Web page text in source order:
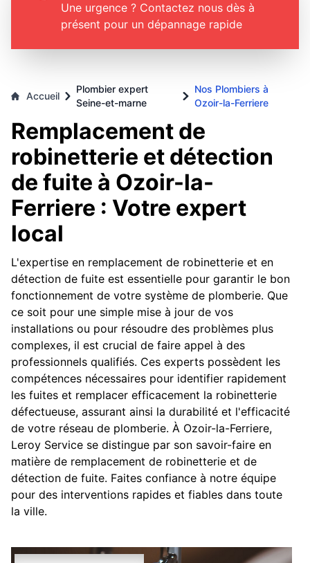
Une urgence ? Contactez nous dès à
présent pour un dépannage rapide
Accueil
Plombier expert
Seine-et-marne
Nos Plombiers à
Ozoir-la-Ferriere
Remplacement de
robinetterie et détection
de fuite à Ozoir-la-
Ferriere : Votre expert
local
L'expertise en remplacement de robinetterie et en
détection de fuite est essentielle pour garantir le bon
fonctionnement de votre système de plomberie. Que
ce soit pour une simple mise à jour de vos
installations ou pour résoudre des problèmes plus
complexes, il est crucial de faire appel à des
professionnels qualifiés. Ces experts possèdent les
compétences nécessaires pour identifier rapidement
les fuites et remplacer efficacement la robinetterie
défectueuse, assurant ainsi la durabilité et l'efficacité
de votre réseau de plomberie. À Ozoir-la-Ferriere,
Leroy Service se distingue par son savoir-faire en
matière de remplacement de robinetterie et de
détection de fuite. Faites confiance à notre équipe
pour des interventions rapides et fiables dans toute
la ville.